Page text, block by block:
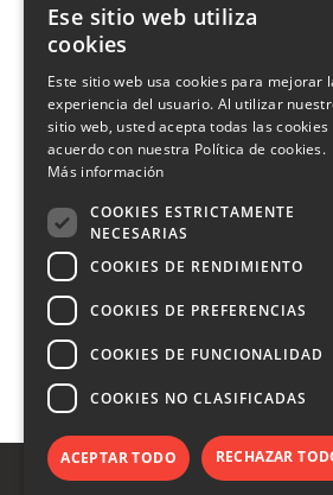
CHIMIVER PANSERI
Via Bergamo, 1401 – 24030
Tel. +39 035 795031– Fax
Condiciones generales
Codigo etico
© Copyright 2022 CHIMIVER PANSERI S.p.A. |
Cookie Policy
Ese sitio web utiliza
cookies
Este sitio web usa cookies para mejorar
experiencia del usuario. Al utilizar
sitio web, usted acepta todas las cookies
acuerdo con nuestra Política de cookies.
Más información
COOKIES ESTRICTAMENTE
NECESARIAS
COOKIES DE RENDIMIENTO
COOKIES DE PREFERENCIAS
COOKIES DE FUNCIONALIDAD
COOKIES NO CLASIFICADAS
ACEPTAR TODO RECHAZAR